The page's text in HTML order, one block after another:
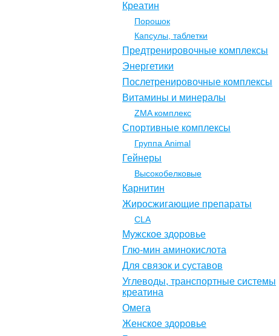
Креатин
Порошок
Капсулы, таблетки
Предтренировочные комплексы
Энергетики
Послетренировочные комплексы
Витамины и минералы
ZMA комплекс
Спортивные комплексы
Группа Animal
Гейнеры
Высокобелковые
Карнитин
Жиросжигающие препараты
CLA
Мужское здоровье
Глю-мин аминокислота
Для связок и суставов
Углеводы, транспортные системы
креатина
Омега
Женское здоровье